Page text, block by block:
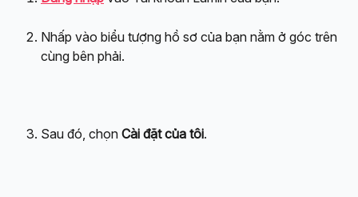
Nhấp vào biểu tượng hồ sơ của bạn nằm ở góc trên
cùng bên phải.
Sau đó, chọn Cài đặt của tôi.